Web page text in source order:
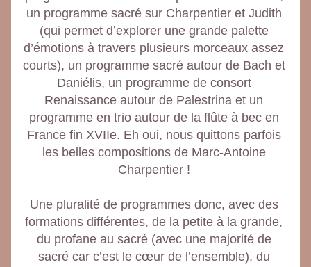
un programme sacré sur Charpentier et Judith
(qui permet d’explorer une grande palette
d’émotions à travers plusieurs morceaux assez
courts), un programme sacré autour de Bach et
Daniélis, un programme de consort
Renaissance autour de Palestrina et un
programme en trio autour de la flûte à bec en
France fin XVIIe. Eh oui, nous quittons parfois
les belles compositions de Marc-Antoine
Charpentier !
Une pluralité de programmes donc, avec des
formations différentes, de la petite à la grande,
du profane au sacré (avec une majorité de
sacré car c’est le cœur de l’ensemble), du